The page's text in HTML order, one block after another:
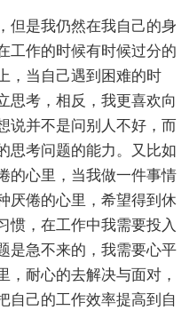
但是我仍然在我自己的身
工作的时候有时候过分的
，当自己遇到困难的时
思考，相反，我更喜欢向
说并不是问别人不好，而
思考问题的能力。又比如
的心里，当我做一件事情
厌倦的心里，希望得到休
惯，在工作中我需要投入
是急不来的，我需要心平
，耐心的去解决与面对，
自己的工作效率提高到自